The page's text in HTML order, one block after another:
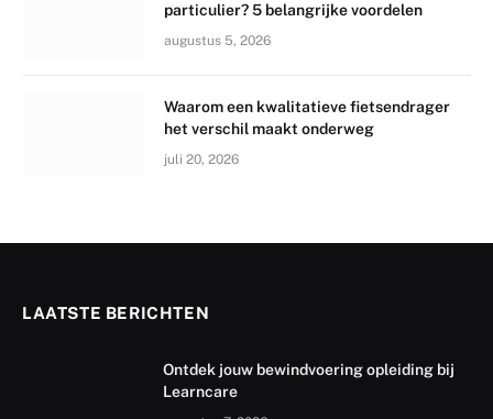
particulier? 5 belangrijke voordelen
augustus 5, 2026
Waarom een kwalitatieve fietsendrager
het verschil maakt onderweg
juli 20, 2026
LAATSTE BERICHTEN
Ontdek jouw bewindvoering opleiding bij
Learncare